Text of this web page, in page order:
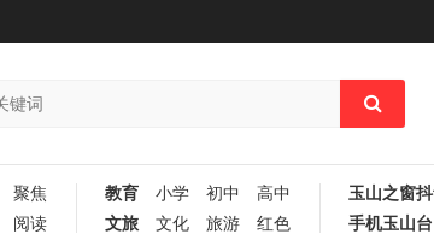
聚焦
阅读
教育 小学 初中
高中
文旅
文化 旅游 红色
玉山之窗
手机玉山台